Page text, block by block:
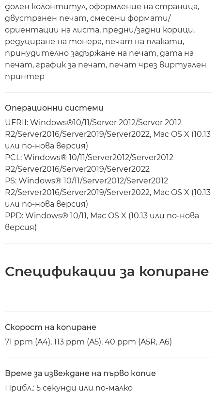
долен колонтитул, оформление на страница,
двустранен печат, смесени формати/
ориентации на листа, предни/задни корици,
редуциране на тонера, печат на плакати,
принудително задържане на печат, дата на
печат, график за печат, печат чрез виртуален
принтер
Операционни системи
UFRII: Windows®10/11/Server 2012/Server 2012
R2/Server2016/Server2019/Server2022, Mac OS X (10.13
или по-нова версия)
PCL: Windows® 10/11/Server2012/Server2012
R2/Server2016/Server2019/Server2022
PS: Windows® 10/11/Server2012/Server2012
R2/Server2016/Server2019/Server2022, Mac OS X (10.13
или по-нова версия)
PPD: Windows® 10/11, Mac OS X (10.13 или по-нова
версия)
Спецификации за копиране
Скорост на копиране
71 ppm (A4), 113 ppm (A5), 40 ppm (A5R, A6)
Време за извеждане на първо копие
Прибл.: 5 секунди или по-малко